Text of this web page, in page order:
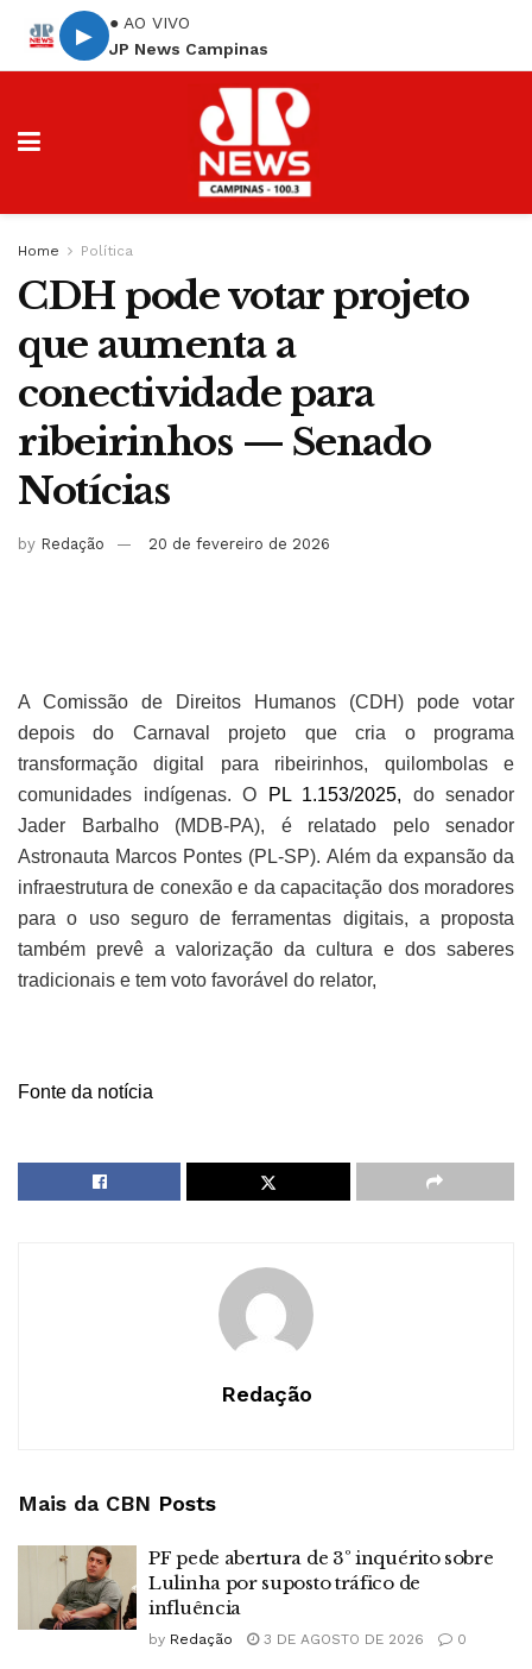
▶
● AO VIVO
JP News Campinas
Home Política
CDH pode votar projeto
que aumenta a
conectividade para
ribeirinhos — Senado
Notícias
by Redação 20 de fevereiro de 2026
A Comissão de Direitos Humanos (CDH) pode votar
depois do Carnaval projeto que cria o programa
transformação digital para ribeirinhos, quilombolas e
comunidades indígenas. O
PL 1.153/2025, do senador
Jader Barbalho (MDB-PA), é relatado pelo senador
Astronauta Marcos Pontes (PL-SP). Além da expansão da
infraestrutura de conexão e da capacitação dos moradores
para o uso seguro de ferramentas digitais, a proposta
também prevê a valorização da cultura e dos saberes
tradicionais e tem voto favorável do relator,
Fonte da notícia
Redação
Mais da CBN Posts
PF pede abertura de 3º inquérito sobre
Lulinha por suposto tráfico de
influência
by Redação 3 DE AGOSTO DE 2026 0